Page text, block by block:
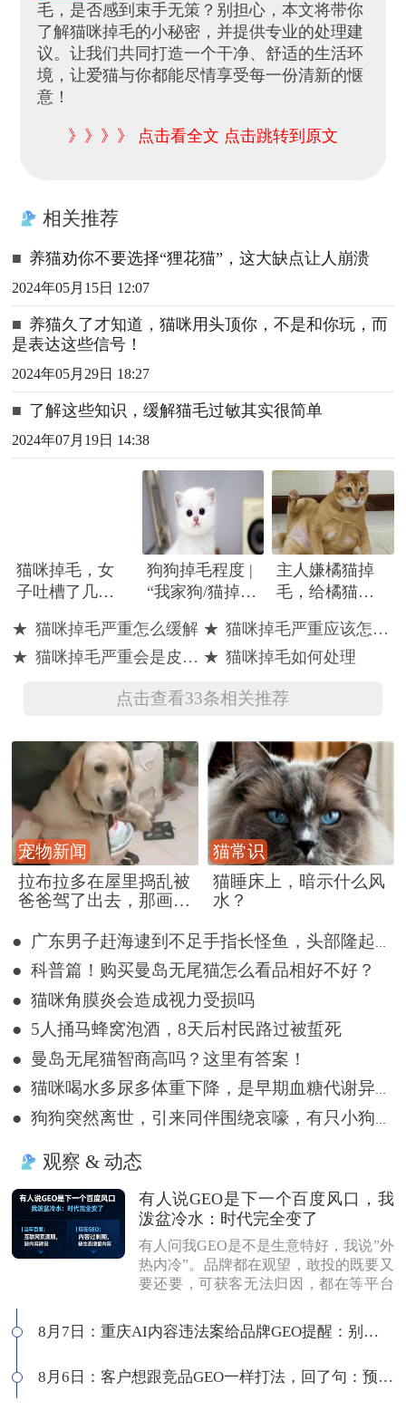
毛，是否感到束手无策？别担心，本文将带你
了解猫咪掉毛的小秘密，并提供专业的处理建
议。让我们共同打造一个干净、舒适的生活环
境，让爱猫与你都能尽情享受每一份清新的惬
意！
》》》》 点击看全文 点击跳转到原文
相关推荐
■ 养猫劝你不要选择“狸花猫”，这大缺点让人崩溃
2024年05月15日 12:07
■ 养猫久了才知道，猫咪用头顶你，不是和你玩，而
是表达这些信号！
2024年05月29日 18:27
■ 了解这些知识，缓解猫毛过敏其实很简单
2024年07月19日 14:38
猫咪掉毛，女
子吐槽了几
趁其不备创了
女子
狗狗掉毛程度 |
“我家狗/猫掉毛
先别急，你知
道掉多少毛算
主人嫌橘猫掉
毛，给橘猫剃
一看笑喷了：
这还有腹肌？
★ 猫咪掉毛严重怎么缓解 ★ 猫咪掉毛严重应该怎么办
★ 猫咪掉毛严重会是皮肤病吗？ ★ 猫咪掉毛如何处理
点击查看33条相关推荐
宠物新闻
拉布拉多在屋里捣乱被
爸爸驾了出去，那画面
猫常识
猫睡床上，暗示什么风
水？
● 广东男子赶海逮到不足手指长怪鱼，头部隆起像奥特曼
● 科普篇！购买曼岛无尾猫怎么看品相好不好？
● 猫咪角膜炎会造成视力受损吗
● 5人捅马蜂窝泡酒，8天后村民路过被蜇死
● 曼岛无尾猫智商高吗？这里有答案！
● 猫咪喝水多尿多体重下降，是早期血糖代谢异常吗？
观察 & 动态
有人说GEO是下一个百度风口，我
泼盆冷水：时代完全变了
有人问我GEO是不是生意特好，我说”外
热内冷”。品牌都在观望，敢投的既要又
要还要，可获客无法归因，都在等平台
的百度代理风口，我不认同：当年缺内
容，现在缺增量内容；当年用户好引
应商，拿A的问题问B，没点道行当场露
8月7日：重庆AI内容违法案给品牌GEO提醒：别把AI当挡箭牌
8月6日：客户想跟竞品GEO一样打法，回了句：预算够吗